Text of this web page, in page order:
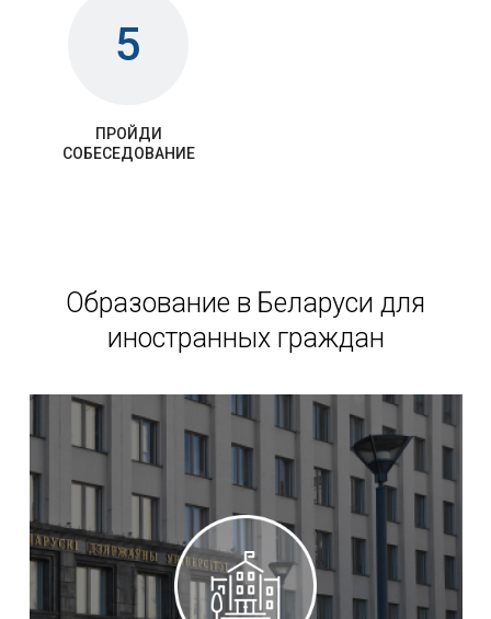
5
ПРОЙДИ
СОБЕСЕДОВАНИЕ
Образование в Беларуси для
иностранных граждан